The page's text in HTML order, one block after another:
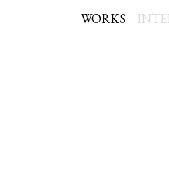
A two-time top award winner
WORKS